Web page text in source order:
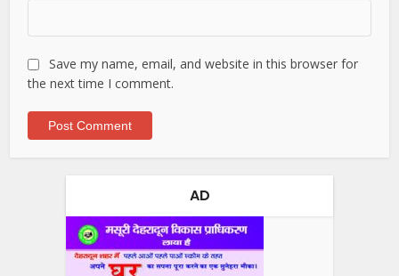
Save my name, email, and website in this browser for
the next time I comment.
AD